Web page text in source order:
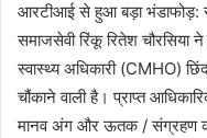
आरटीआई से हुआ बड़ा भंडाफोड़:
समाजसेवी रिंकू रितेश चौरसिया
स्वास्थ्य अधिकारी (CMHO)
चौंकाने वाली है। प्राप्त
मानव अंग और ऊतक / संग्रहण